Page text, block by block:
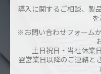
導入に関するご相談、製
を
※お問い合わせフォーム
土日祝日・当社休業
翌営業日以降のご連絡と